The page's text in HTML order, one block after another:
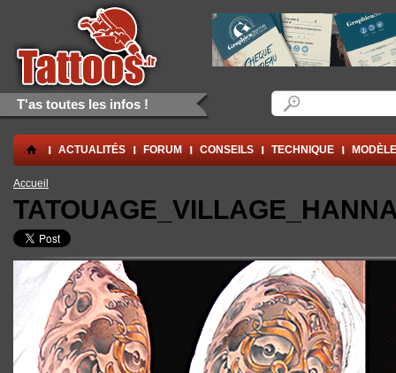
Aller au contenu principal
Skip to navigation
T'as toutes les infos !
. ACTUALITÉS FORUM CONSEILS TECHNIQUE
Vous êtes ici
Accueil